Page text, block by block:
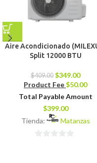
Aire Acondicionado
Split 12000 BTU
$409.00 $349.00
Product Fee$50.00
Total Payable Amount
$399.00
Tienda:
Matanzas